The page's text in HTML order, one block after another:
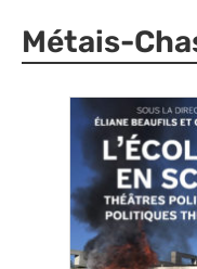
Métais-